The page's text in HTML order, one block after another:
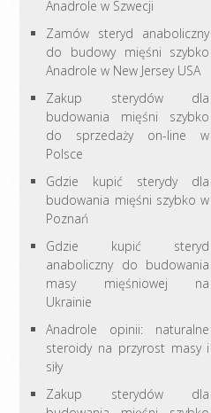
Anadrole w Szwecji
Zamów steryd anaboliczny
do budowy mięśni szybko
Anadrole w New Jersey USA
Zakup sterydów dla
budowania mięśni szybko
do sprzedaży on-line w
Polsce
Gdzie kupić sterydy dla
budowania mięśni szybko w
Poznań
Gdzie kupić steryd
anaboliczny do budowania
masy mięśniowej na
Ukrainie
Anadrole opinii: naturalne
steroidy na przyrost masy i
siły
Zakup sterydów dla